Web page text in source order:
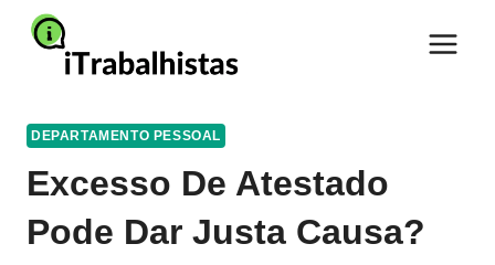
Pular
para
DEPARTAMENTO PESSOAL
Excesso De Atestado
Pode Dar Justa Causa?